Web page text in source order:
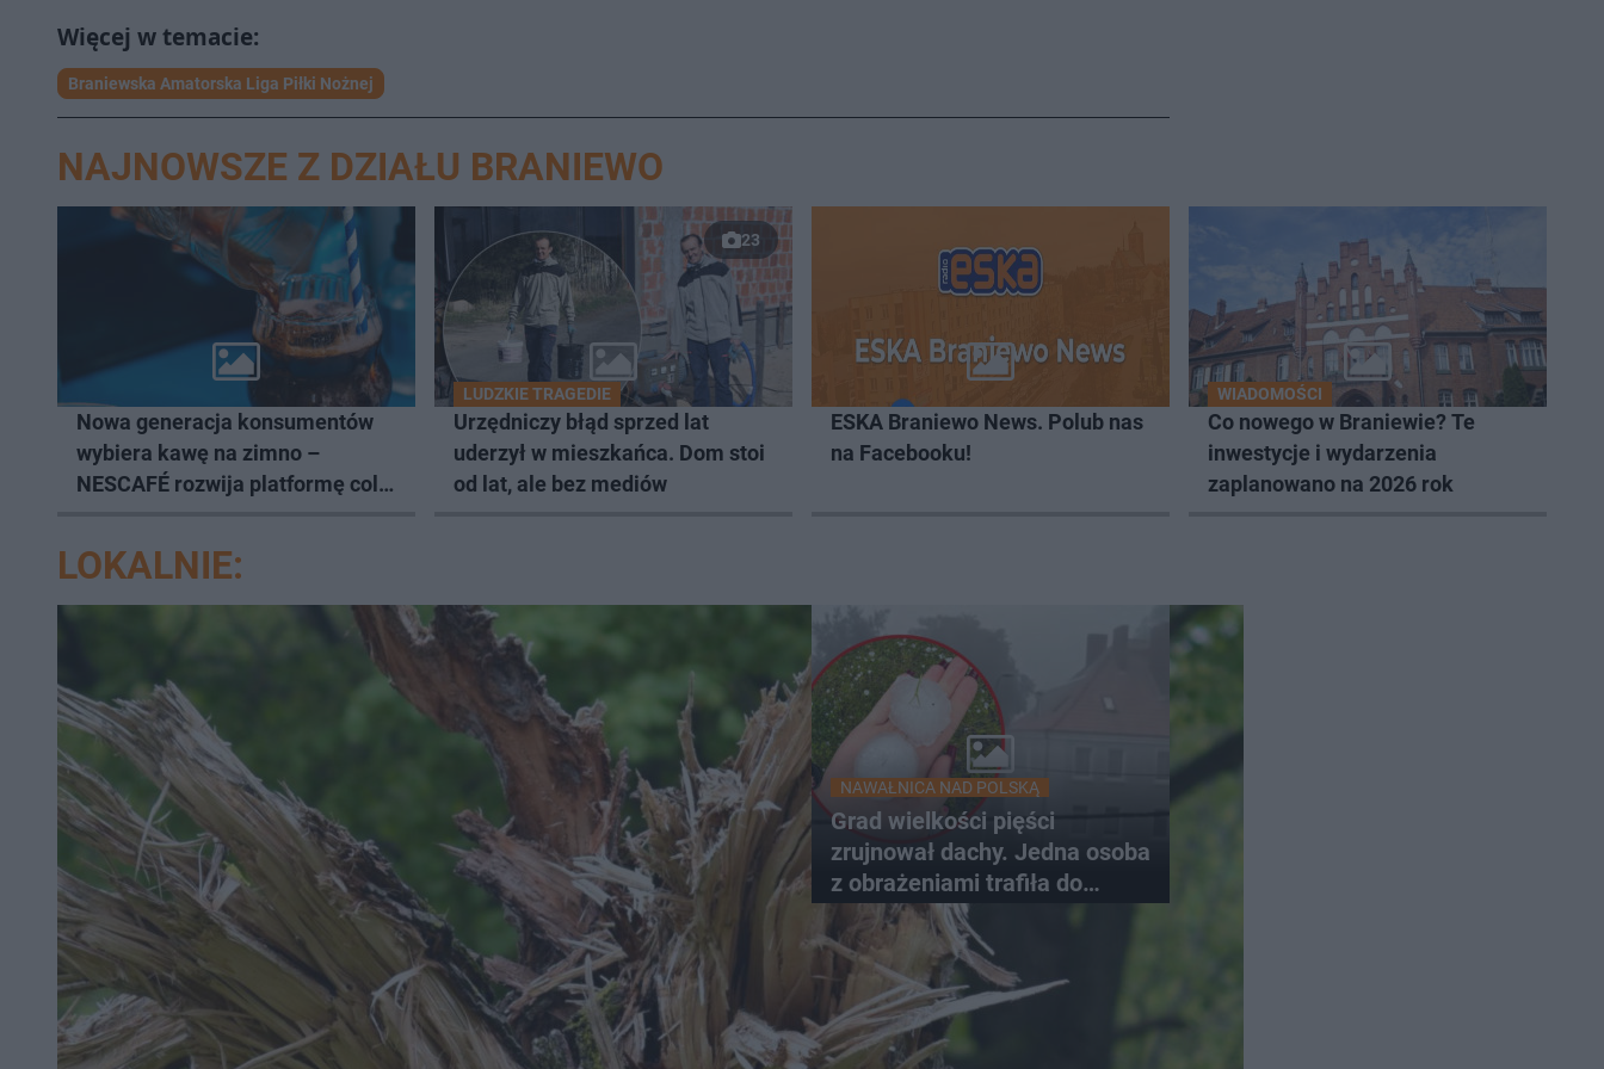
Braniewska Amatorska Liga Piłki Nożnej
NAJNOWSZE Z DZIAŁU BRANIEWO
Nowa generacja konsumentów
wybiera kawę na zimno –
NESCAFÉ rozwija platformę cold
23
LUDZKIE TRAGEDIE
Urzędniczy błąd sprzed lat
uderzył w mieszkańca. Dom stoi
od lat, ale bez mediów
ESKA Braniewo News. Polub nas
na Facebooku!
WIADOMOŚCI
Co nowego w Braniewie? Te
inwestycje i wydarzenia
zaplanowano na 2026 rok
LOKALNIE:
NAWAŁNICA NAD POLSKĄ
Grad wielkości pięści
zrujnował dachy. Jedna osoba
z obrażeniami trafiła do
szpitala